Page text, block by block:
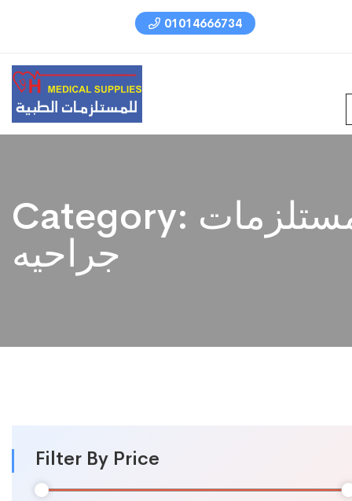
01014666734
Category:
جراحيه
Filter By Price